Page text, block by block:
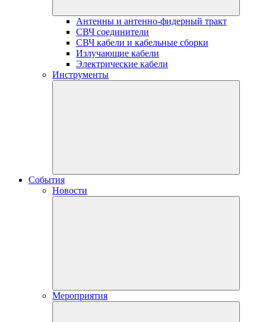
Антенны и антенно-фидерный тракт
СВЧ соединители
СВЧ кабели и кабельные сборки
Излучающие кабели
Электрические кабели
Инструменты
События
Новости
Мероприятия